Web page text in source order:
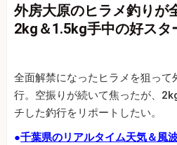
外房大原のヒラメ釣り
2kg＆1.5kg手中の好スタ
全面解禁になったヒラメを狙って
行。空振りが続いて焦ったが、
チした釣行をリポートしたい。
●千葉県のリアルタイム天気＆風